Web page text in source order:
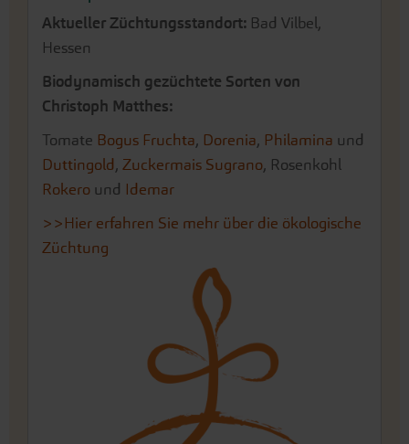
Aktueller Züchtungsstandort: Bad Vilbel,
Hessen
Biodynamisch gezüchtete Sorten von
Christoph Matthes:
Tomate Bogus Fruchta, Dorenia, Philamina und
Duttingold, Zuckermais Sugrano, Rosenkohl
Rokero und Idemar
>>Hier erfahren Sie mehr über die ökologische
Züchtung